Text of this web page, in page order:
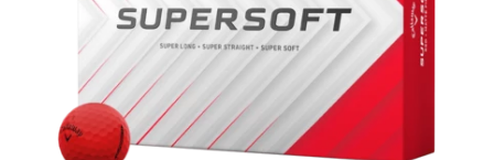
Bekleidung
Handschuhe